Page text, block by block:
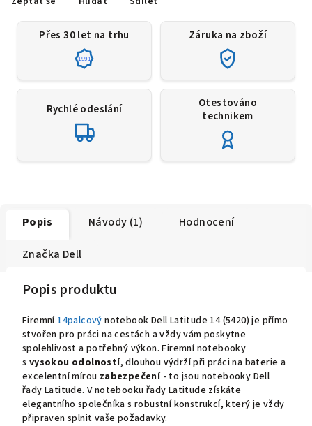
Přes 30 let na trhu
1991
Záruka na zboží
Rychlé odeslání
Otestováno
technikem
Popis Návody (1) Hodnocení
Značka Dell
Popis produktu
Firemní 14palcový notebook Dell Latitude 14 (5420) je přímo
stvořen pro práci na cestách a vždy vám poskytne
spolehlivost a potřebný výkon. Firemní notebooky
s vysokou odolností, dlouhou výdrží při práci na baterie a
excelentní mírou zabezpečení- to jsou notebooky Dell
řady Latitude. V notebooku řady Latitude získáte
elegantního společníka s robustní konstrukcí, který je vždy
připraven splnit vaše požadavky.